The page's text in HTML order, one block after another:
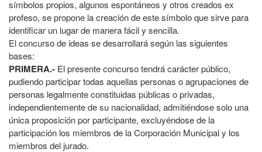
símbolos propios, algunos espontáneos y otros creados ex
profeso, se propone la creación de este símbolo que sirve para
identificar un lugar de manera fácil y sencilla.
El concurso de ideas se desarrollará según las siguientes
bases:
PRIMERA.- El presente concurso tendrá carácter público,
pudiendo participar todas aquellas personas o agrupaciones de
personas legalmente constituidas públicas o privadas,
independientemente de su nacionalidad, admitiéndose solo una
única proposición por participante, excluyéndose de la
participación los miembros de la Corporación Municipal y los
miembros del jurado.